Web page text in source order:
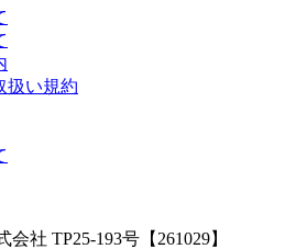
扱い規約
社 TP25-193号【261029】